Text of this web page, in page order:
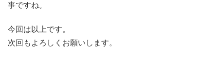
事ですね。
今回は以上です。
次回もよろしくお願いします。